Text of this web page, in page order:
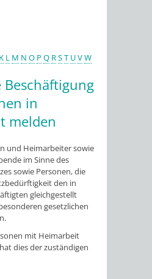
K L M N O P Q RST UVW
Beschäftigung
in
melden
und Heimarbeiter sowie
im Sinne des
sowie Personen, die
den in
gleichgestellt
gesetzlichen
mit Heimarbeit
dies der zuständigen